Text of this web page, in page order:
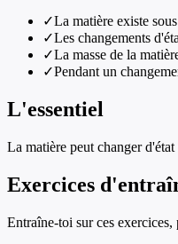
✓La matière existe
✓Les changements
✓La masse de la
✓Pendant un
L'essentiel
La matière peut changer
Exercices
Entraîne-toi sur ces